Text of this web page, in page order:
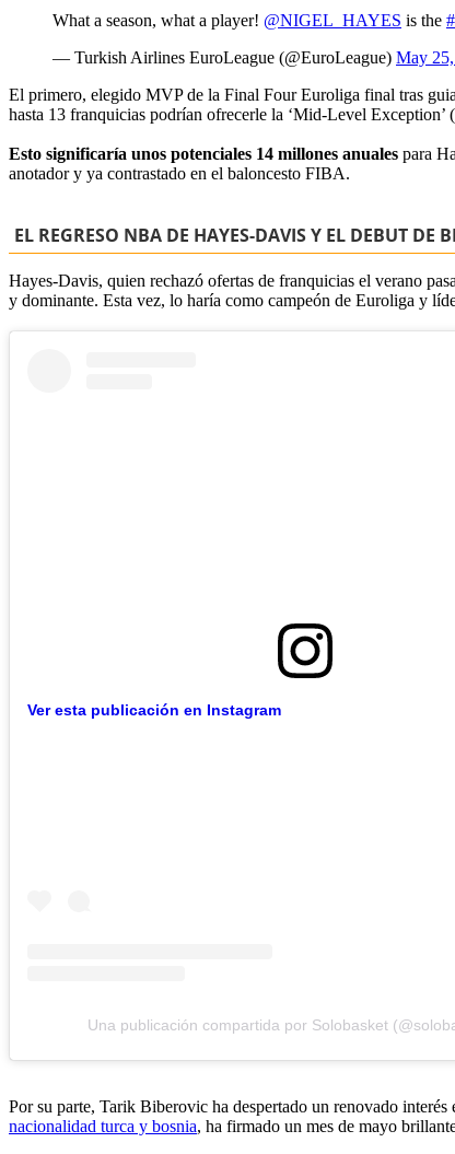
What a season, what a player! @NIGEL_HAYES is the
— Turkish Airlines EuroLeague (@EuroLeague) May
El primero, elegido MVP de la Final Four Euroliga final tras
hasta 13 franquicias podrían ofrecerle la ‘Mid-Level Exception’
Esto significaría unos potenciales 14 millones anuales para
anotador y ya contrastado en el baloncesto FIBA.
EL REGRESO NBA DE HAYES-DAVIS Y EL DEBUT DE
Hayes-Davis, quien rechazó ofertas de franquicias el verano
y dominante. Esta vez, lo haría como campeón de Euroliga y
Ver esta publicación en Instagram
Una publicación compartida por Solobasket
Por su parte, Tarik Biberovic ha despertado un renovado
nacionalidad turca y bosnia, ha firmado un mes de mayo